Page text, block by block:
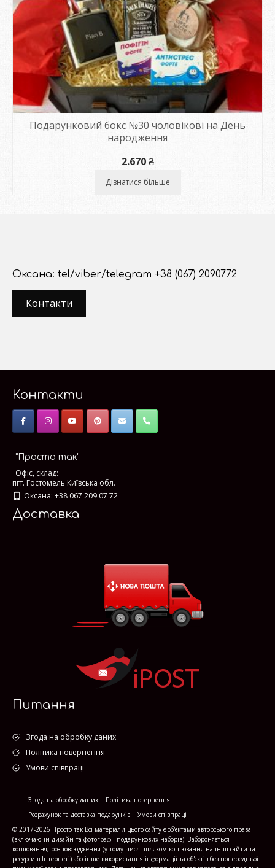
Подарунковий бокс №30 чоловікові на День
народження
2.670₴
Дізнатися більше
Оксана: tel/viber/telegram +38 (067) 2090772
Контакти
Контакти
"Просто так"
Офіс, склад:
пгт. Гостомель Київська обл.
Оксана: +38 067 209 07 72
Доставка
Питання
Згода на обробку даних
Політика повернення
Умови співпраці
Згода на обробку даних
Політика повернення
Розрахунок та доставка подарунків
Умови співпраці
© 2017-2026 Просто так Всі матеріали цього сайту є об'єктами авторського права
(включаючи дизайн та фотографії подарункових наборів). Забороняється
копіювання, розповсюдження (у тому числі шляхом копіювання на інші сайти та
ресурси в Інтернеті) або інше використання інформації та об'єктів без попередньої